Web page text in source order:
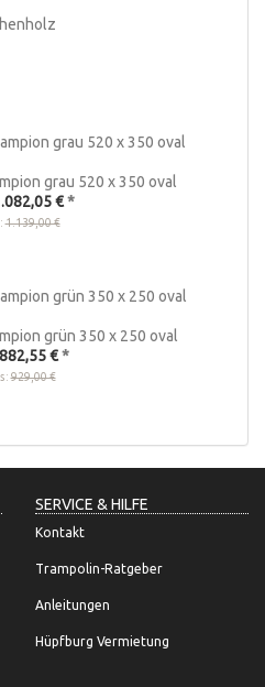
grau 520 x 350 oval
€ *
1.139,00 €
grün 350 x 250 oval
882,55 € *
929,00 €
SERVICE & HILFE
Kontakt
Trampolin-Ratgeber
Anleitungen
Hüpfburg Vermietung